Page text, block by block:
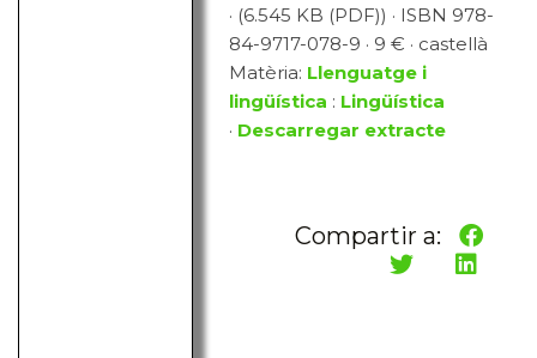
· (6.545 KB (PDF)) · ISBN 978-
84-9717-078-9 · 9 € · castellà
Matèria: Llenguatge i
lingüística : Lingüística
· Descarregar extracte
Compartir a: